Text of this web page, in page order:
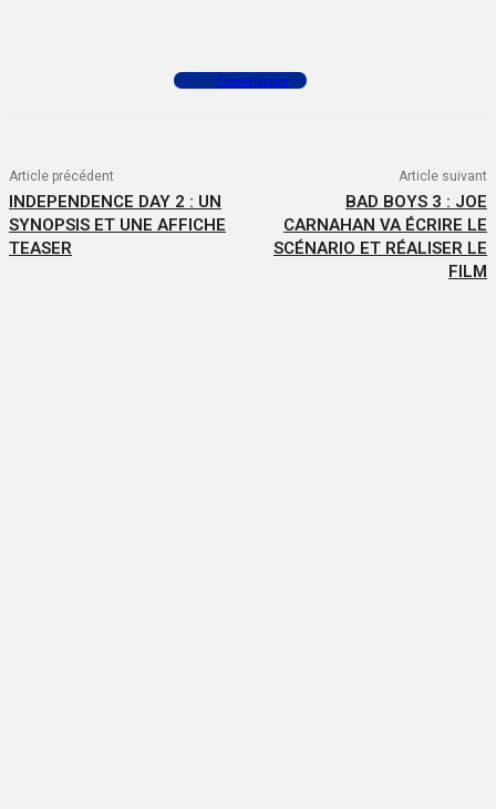
Commenter
Article précédent
INDEPENDENCE DAY 2 : UN
SYNOPSIS ET UNE AFFICHE
TEASER
Article suivant
BAD BOYS 3 : JOE
CARNAHAN VA ÉCRIRE LE
SCÉNARIO ET RÉALISER LE
FILM